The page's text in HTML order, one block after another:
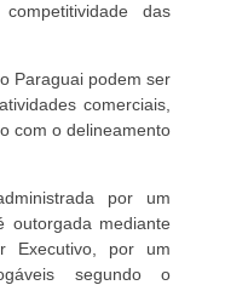
das
Paraguai podem ser
comerciais,
com o delineamento
por um
outorgada mediante
Executivo, por um
segundo o